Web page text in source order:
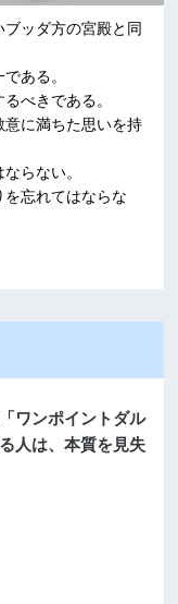
ッダ方の宮殿と同
ある。
べきである。
に満ちた思いを持
らない。
忘れてはならな
ワンポイントダル
人は、本質を見失